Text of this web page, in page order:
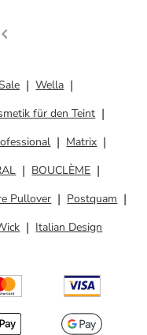
Wella
für den Teint
Matrix
BOUCLÈME
Pullover
Postquam
Italian Design